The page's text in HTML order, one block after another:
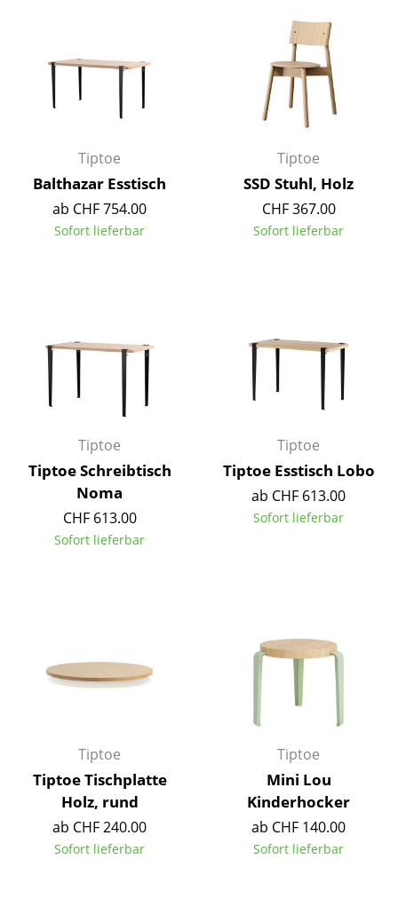
Accessoires
Uhren
Figuren & Miniaturen
Vasen
Tabletts
Decken
Kissen
Vorhänge
... alle Accessoires
Räume
Schlafzimmer
Arbeitszimmer
Diele
Badezimmer
Stauraum
Tiptoe
Balthazar Esstisch
ab CHF 754.00
Sofort lieferbar
Tiptoe
SSD Stuhl, Holz
CHF 367.00
Sofort lieferbar
Tiptoe
Tiptoe Schreibtisch
Noma
CHF 613.00
Sofort lieferbar
Tiptoe
Tiptoe Esstisch Lobo
ab CHF 613.00
Sofort lieferbar
Tiptoe
Tiptoe Tischplatte
Holz, rund
ab CHF 240.00
Sofort lieferbar
Tiptoe
Mini Lou
Kinderhocker
ab CHF 140.00
Sofort lieferbar